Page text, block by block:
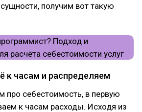
получим вот такую
к часам и распределяем
про себестоимость, в первую
к часам расходы. Исходя из